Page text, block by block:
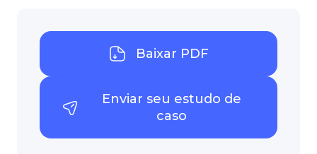
Baixar PDF
Enviar seu estudo de
caso